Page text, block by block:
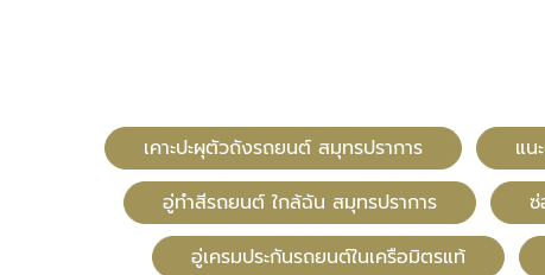
เคาะปะผุตัวถังรถยนต์ สมุทรปราการ แน
อู่ทําสีรถยนต์ ใกล้ฉัน สมุทรปราการ
อู่เครมประกันรถยนต์ในเครือมิตรแท้